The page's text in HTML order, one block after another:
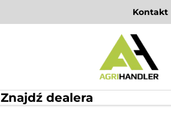
Kontakt
Znajdź dealera